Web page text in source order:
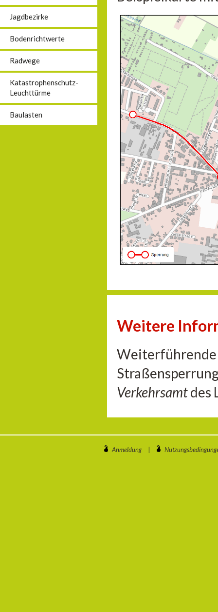
Jagdbezirke
Bodenrichtwerte
Radwege
Katastrophenschutz-
Leuchttürme
Baulasten
Weitere
Weiterführende
Verkehrsamtdes
Anmeldung